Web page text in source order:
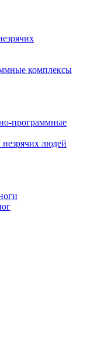
комплексы
программные
людей